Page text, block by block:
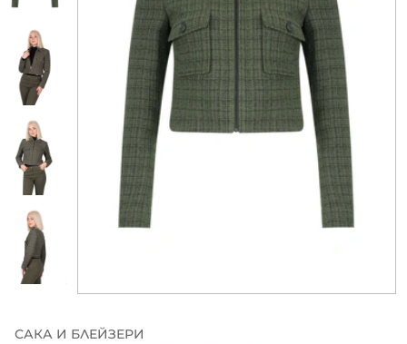
САКА И БЛЕЙЗЕРИ